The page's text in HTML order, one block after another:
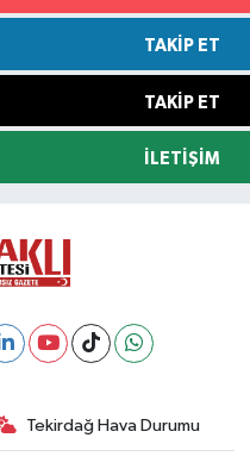
TAKIP ET
TAKIP ET
İLETIŞIM
Tekirdağ Hava Durumu